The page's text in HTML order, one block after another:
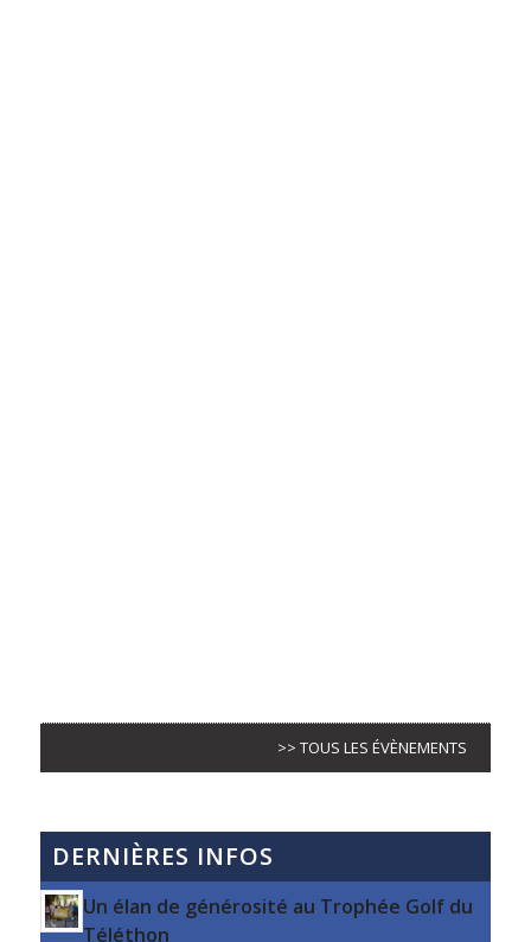
>> TOUS LES ÉVÈNEMENTS
DERNIÈRES INFOS
Un élan de générosité au Trophée Golf du
Téléthon